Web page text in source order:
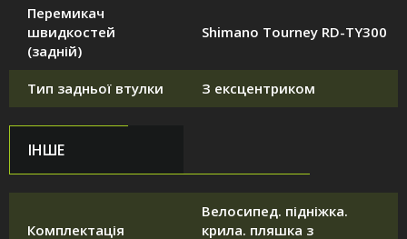
Перемикач
швидкостей
(задній)
Shimano Tourney RD-TY300
Тип задньої втулки З ексцентриком
ІНШЕ
Комплектація
Велосипед. підніжка.
крила. пляшка з